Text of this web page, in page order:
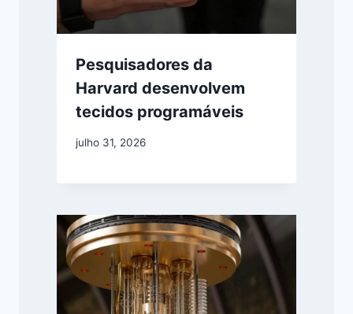
Pesquisadores da
Harvard desenvolvem
tecidos programáveis
julho 31, 2026